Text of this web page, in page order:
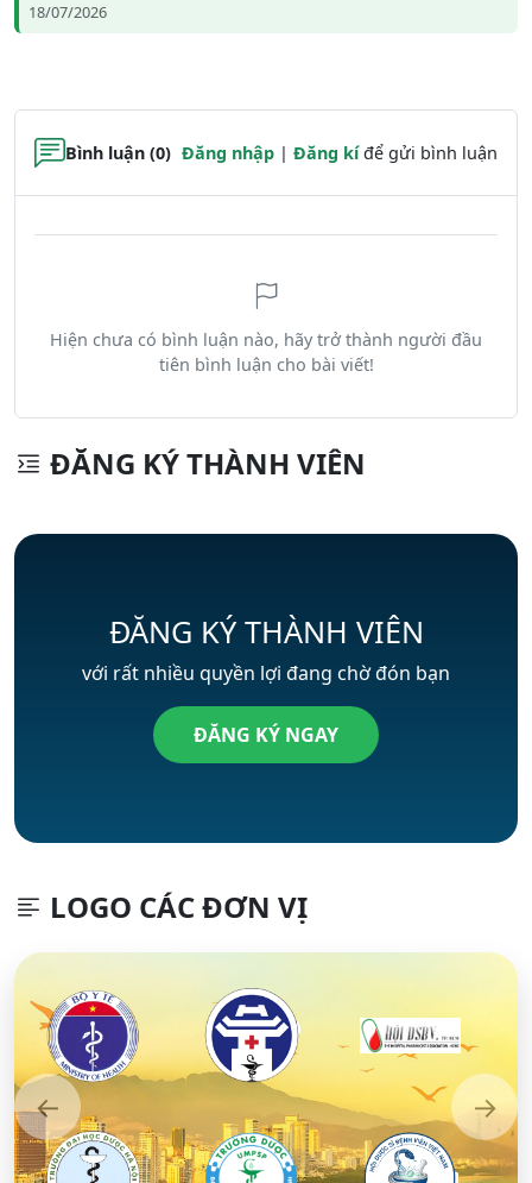
18/07/2026
Bình luận (0) Đăng nhập | Đăng kíđể gửi bình luận
Hiện chưa có bình luận nào, hãy trở thành người đầu
tiên bình luận cho bài viết!
ĐĂNG KÝ THÀNH VIÊN
ĐĂNG KÝ THÀNH VIÊN
với rất nhiều quyền lợi đang chờ đón bạn
ĐĂNG KÝ NGAY
LOGO CÁC ĐƠN VỊ
←Previous →Next